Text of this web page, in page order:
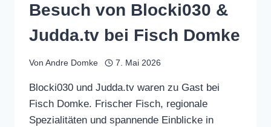
Besuch von Blocki030 &
Judda.tv bei Fisch Domke
Von Andre Domke 7. Mai 2026
Blocki030 und Judda.tv waren zu Gast bei
Fisch Domke. Frischer Fisch, regionale
Spezialitäten und spannende Einblicke in